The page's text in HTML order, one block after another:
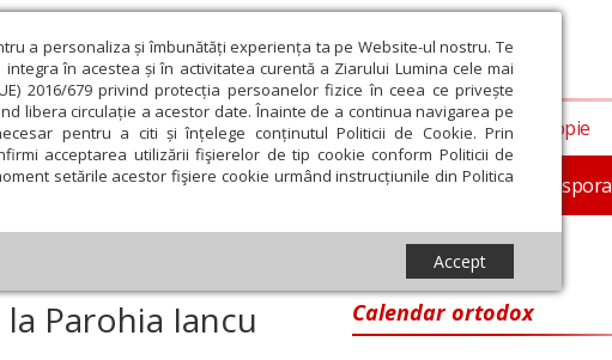
a personaliza și îmbunătăți experiența ta pe Website-ul nostru. Te
în acestea și în activitatea curentă a Ziarului Lumina cele mai
2016/679 privind protecția persoanelor fizice în ceea ce privește
libera circulație a acestor date. Înainte de a continua navigarea pe
pentru a citi și înțelege conținutul Politicii de Cookie. Prin
acceptarea utilizării fişierelor de tip cookie conform Politicii de
setările acestor fişiere cookie urmând instrucțiunile din Politica
Accept
de presă Documentar In memoriam Diaspora
Educaţie și Cultură Societate Opinii Filantropie
la Parohia Iancu Nou Bălăneanu
Parohia Iancu
Calendar ortodox